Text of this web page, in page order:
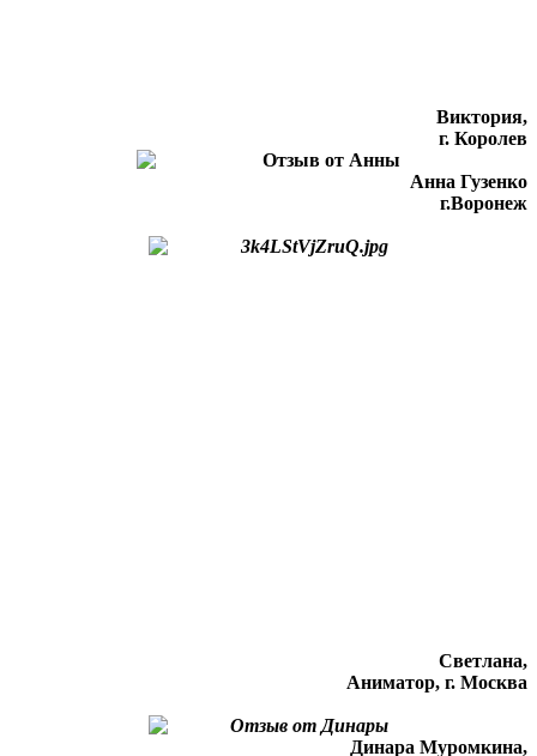
Виктория,
г. Королев
Анна Гузенко
г.Воронеж
Светлана,
Аниматор, г. Москва
Динара Муромкина,